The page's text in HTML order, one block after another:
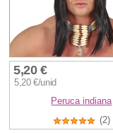
5,20 €
5,20 €/unid
Peruca indiana
(2)